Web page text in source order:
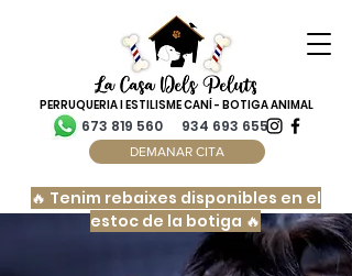
934 693 655
PERRUQUERIA I ESTILISME CANÍ - BOTIGA ANIMAL
673 819 560
🔥 Tenim rebaixes disponibles en el
estoc de la botiga 🔥
DEMANAR CITA